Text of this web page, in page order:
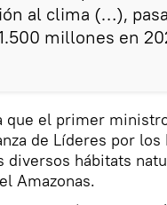
al clima (…),
millones en
que el primer
de Líderes por
diversos hábitats
Amazonas.